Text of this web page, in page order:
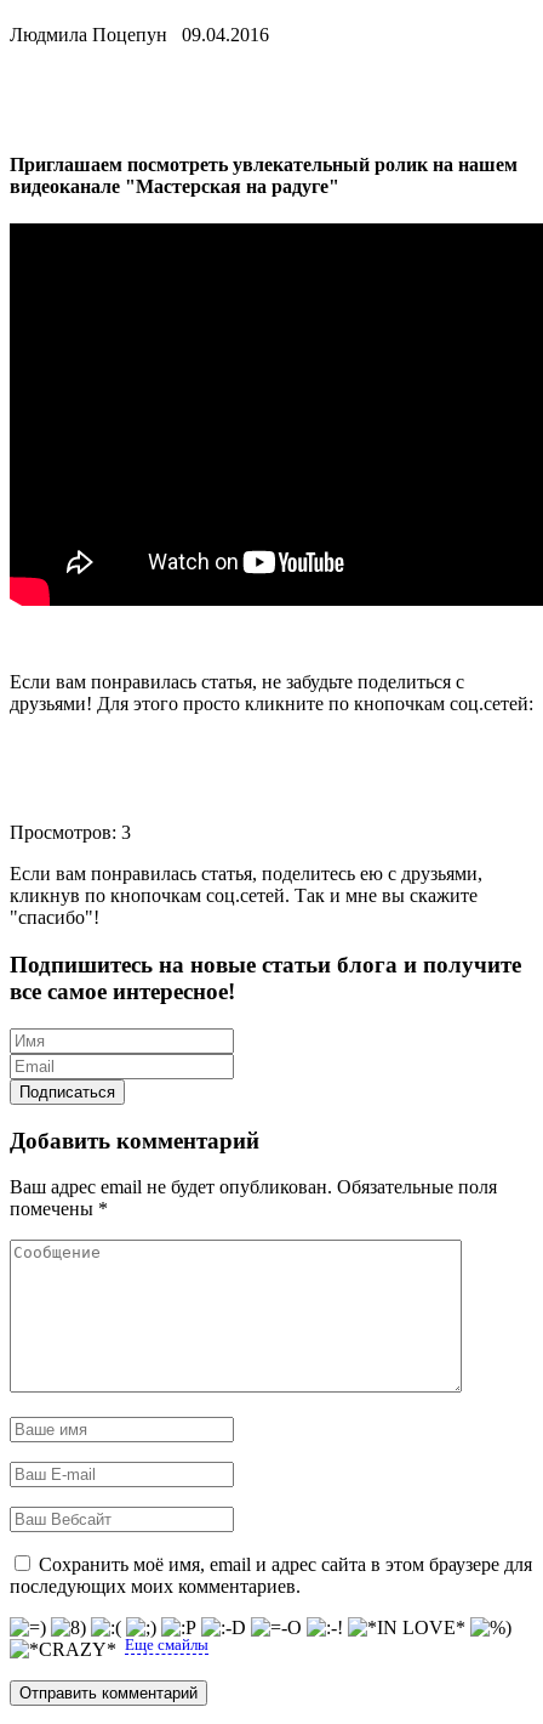
Людмила Поцепун 09.04.2016
Приглашаем посмотреть увлекательный ролик на нашем
видеоканале "Мастерская на радуге"
Если вам понравилась статья, не забудьте поделиться с
друзьями! Для этого просто кликните по кнопочкам соц.сетей:
Просмотров: 3
Если вам понравилась статья, поделитесь ею с друзьями,
кликнув по кнопочкам соц.сетей. Так и мне вы скажите
"спасибо"!
Подпишитесь на новые статьи блога и получите
все самое интересное!
Добавить комментарий
Ваш адрес email не будет опубликован. Обязательные поля
помечены *
Сохранить моё имя, email и адрес сайта в этом браузере для
последующих моих комментариев.
Еще смайлы